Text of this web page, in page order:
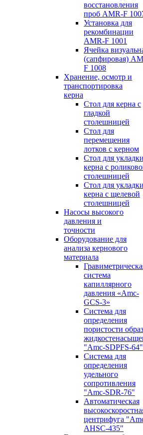
восстановления
проб AMR-F
Установка для
рекомбинации
AMR-F 1001
Ячейка
(сапфировая)
F 1008
Хранение, осмотр и
транспортировка
керна
Стол для керна с
гладкой
столешницей
Стол для
перемещения
лотков с керном
Стол для укладки
керна с
столешницей
Стол для укладки
керна с щелевой
столешницей
Насосы высокого
давления и
точности
Оборудование для
анализа кернового
материала
система
капиллярного
давления «Amc-
GCS-3»
Система для
определения
пористости
"Amc-SDPFS-64"
Система для
определения
удельного
сопротивления
"Amc-SDR-76"
Автоматическая
центрифуга
AHSC-435"